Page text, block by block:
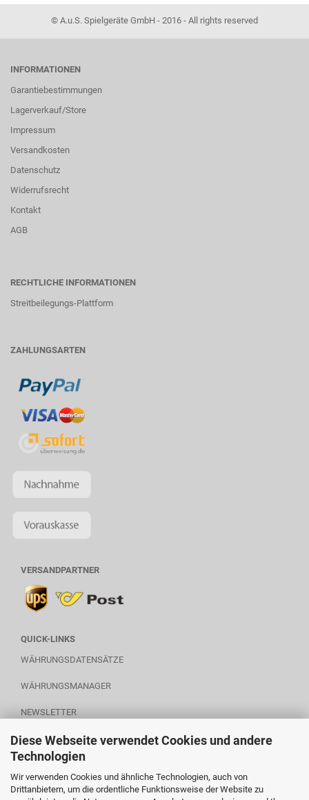
Diese Webseite verwendet Cookies und andere
Technologien
Wir verwenden Cookies und ähnliche Technologien, auch von
Drittanbietern, um die ordentliche Funktionsweise der Website zu
© A.u.S. Spielgeräte GmbH - 2016 - All rights reserved
INFORMATIONEN
Garantiebestimmungen
Lagerverkauf/Store
Impressum
Versandkosten
Datenschutz
Widerrufsrecht
Kontakt
AGB
RECHTLICHE INFORMATIONEN
Streitbeilegungs-Plattform
ZAHLUNGSARTEN
VERSANDPARTNER
QUICK-LINKS
WÄHRUNGSDATENSÄTZE
WÄHRUNGSMANAGER
NEWSLETTER
WARENKORB
POWERED BY A.U.S.